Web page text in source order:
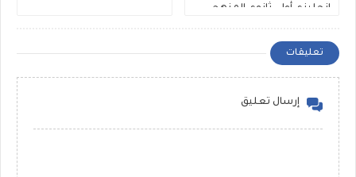
انجليزي أولى ثانوي المنهج
تعليقات
إرسال تعليق